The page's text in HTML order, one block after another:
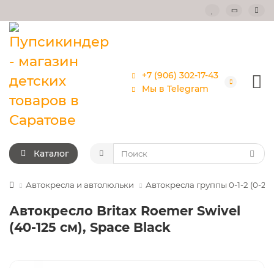
+7 (906) 302-17-43
Мы в Telegram
Каталог
Автокресла и автолюльки Автокресла группы 0-1-2 (0-
Автокресло Britax Roemer Swivel
(40-125 см), Space Black